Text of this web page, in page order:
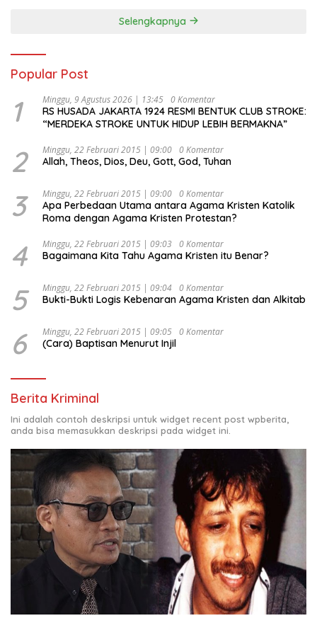
Selengkapnya
Popular Post
1 Minggu, 9 Agustus 2026 | 13:45 0 Komentar
RS HUSADA JAKARTA 1924 RESMI BENTUK CLUB STROKE:
“MERDEKA STROKE UNTUK HIDUP LEBIH BERMAKNA”
2 Minggu, 22 Februari 2015 | 09:00 0 Komentar
Allah, Theos, Dios, Deu, Gott, God, Tuhan
3 Minggu, 22 Februari 2015 | 09:00 0 Komentar
Apa Perbedaan Utama antara Agama Kristen Katolik
Roma dengan Agama Kristen Protestan?
4 Minggu, 22 Februari 2015 | 09:03 0 Komentar
Bagaimana Kita Tahu Agama Kristen itu Benar?
5 Minggu, 22 Februari 2015 | 09:04 0 Komentar
Bukti-Bukti Logis Kebenaran Agama Kristen dan Alkitab
6 Minggu, 22 Februari 2015 | 09:05 0 Komentar
(Cara) Baptisan Menurut Injil
Berita Kriminal
Ini adalah contoh deskripsi untuk widget recent post wpberita,
anda bisa memasukkan deskripsi pada widget ini.